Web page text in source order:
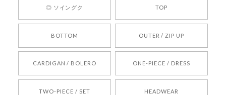
りお待ちしております。
2026/05/24
◎ ソイングク TOP
BOTTOM OUTER / ZIP UP
CARDIGAN / BOLERO ONE-PIECE / DRESS
TWO-PIECE / SET HEADWEAR